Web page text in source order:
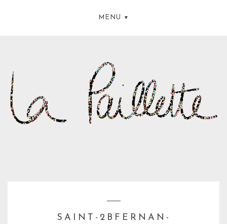
MENU
SAINT-2BFERNAN-